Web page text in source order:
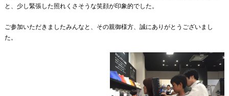
と、少し緊張した照れくさそうな笑顔が印象的でした。
ご参加いただきましたみんなと、その親御様方、誠にありがとうございまし
た。